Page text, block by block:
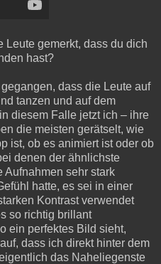
Leute gemerkt, dass du dich
hast?
dass die Leute auf
tanzen und auf dem
diesem Falle jetzt ich – ihre
die meisten gerätselt, wie
ist, ob es animiert ist oder ob
denen der ähnlichste
Aufnahmen sehr stark
hatte, es sei in einer
Kontrast verwendet
so richtig brillant
ein perfektes Bild sieht,
dass ich direkt hinter dem
das Naheliegenste